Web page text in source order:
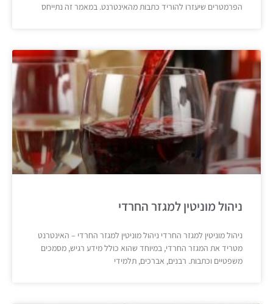
הפרמטרים שיעזרו להוריד כתבות מהאינטרנט. במאמר זה נתייחס
ניהול מוניטין למגזר החרדי
ניהול מוניטין למגזר החרדי ניהול מוניטין למגזר החרדי – האינטרנט
מטריד את המגזר החרדי, במיוחד שהוא כולל מידע רגיש, מסמכים
משפטיים וכתבות. רבנים, אברכים, תלמידי